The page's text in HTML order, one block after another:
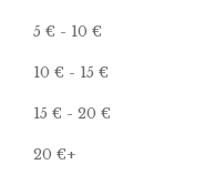
5 € - 10 €
10 € - 15 €
15 € - 20 €
20 €+